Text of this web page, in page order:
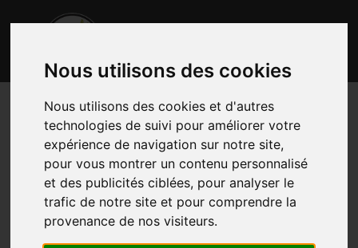
Nous utilisons des cookies
Nous utilisons des cookies et d'autres
technologies de suivi pour améliorer votre
expérience de navigation sur notre site,
pour vous montrer un contenu personnalisé
et des publicités ciblées, pour analyser le
trafic de notre site et pour comprendre la
provenance de nos visiteurs.